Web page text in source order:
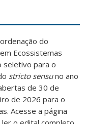
do
Ecossistemas
seletivo para o
stricto sensuno ano
de 30 de
de 2026 para o
Acesse a página